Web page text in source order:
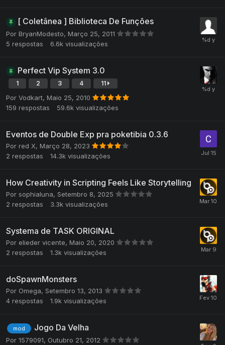
[ Coletânea ] Biblioteca De Funções
Por BryanModesto, Março 25, 2011
5 respostas 6.6k visualizações
Perfect Vip System 3.0
1 2 3 4 11
Por Vodkart, Maio 25, 2010
159 respostas 59.6k visualizações
Eventos de Double Exp pra poketibia 0.3.6
Por red X, Março 28, 2023
2 respostas 14.3k visualizações
How Creativity in Scripting Feels Like Storytelling
Por sophialuna, Setembro 8, 2025
2 respostas 3.3k visualizações
Systema de TASK ORIGINAL
Por elieder vicente, Maio 20, 2020
2 respostas 1.3k visualizações
doSpawnMonsters
Por Omega, Setembro 13, 2013
4 respostas 1.9k visualizações
mod Jogo Da Velha
Por 1579091, Outubro 21, 2012